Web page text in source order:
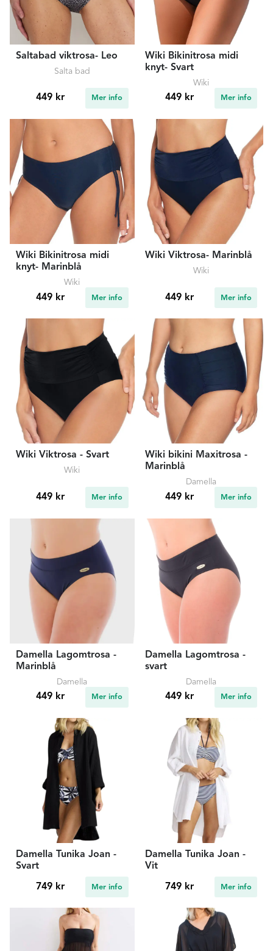
Saltabad viktrosa- Leo
Salta bad
449 kr Mer info
Wiki Bikinitrosa midi
knyt- Svart
Wiki
449 kr Mer info
Wiki Bikinitrosa midi
knyt- Marinblå
Wiki
449 kr Mer info
Wiki Viktrosa- Marinblå
Wiki
449 kr Mer info
Wiki Viktrosa - Svart
Wiki
449 kr Mer info
Wiki bikini Maxitrosa -
Marinblå
Damella
449 kr Mer info
Damella Lagomtrosa -
Marinblå
Damella
449 kr Mer info
Damella Lagomtrosa -
svart
Damella
449 kr Mer info
Damella Tunika Joan -
Svart
749 kr Mer info
Damella Tunika Joan -
Vit
749 kr Mer info